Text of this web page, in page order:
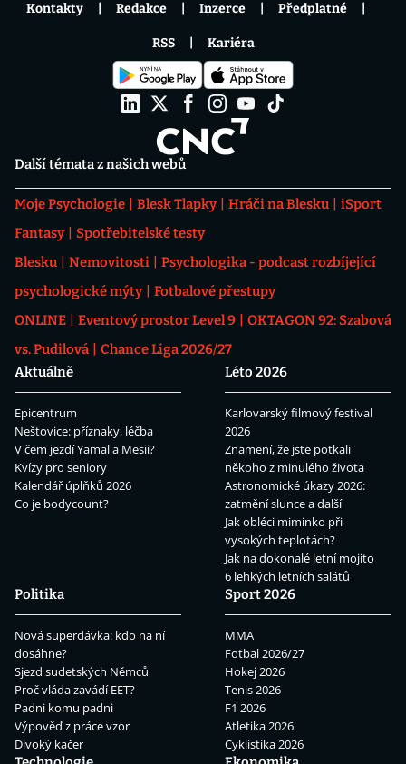
Další témata z našich webů
Moje Psychologie Blesk Tlapky Hráči na Blesku
iSport
Fantasy
Spotřebitelské testy
Blesku
Nemovitosti
Psychologika - podcast rozbíjející
psychologické mýty
Fotbalové přestupy
ONLINE
Eventový prostor Level 9
OKTAGON 92: Szabová
vs. Pudilová
Chance Liga 2026/27
Aktuálně
Epicentrum
Neštovice: příznaky, léčba
V čem jezdí Yamal a Mesii?
Kvízy pro seniory
Kalendář úplňků 2026
Co je bodycount?
Léto 2026
Karlovarský filmový festival
2026
Znamení, že jste potkali
někoho z minulého života
Astronomické úkazy 2026:
zatmění slunce a další
Jak obléci miminko při
vysokých teplotách?
Jak na dokonalé letní mojito
6 lehkých letních salátů
Politika
Nová superdávka: kdo na ní
dosáhne?
Sjezd sudetských Němců
Proč vláda zavádí EET?
Padni komu padni
Výpověď z práce vzor
Divoký kačer
Sport 2026
MMA
Fotbal 2026/27
Hokej 2026
Tenis 2026
F1 2026
Atletika 2026
Cyklistika 2026
Kontakty Redakce Inzerce Předplatné
RSS Kariéra